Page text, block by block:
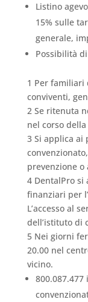
Listino
15% sulle
generale,
Possibilità
1 Per
conviventi,
2 Se ritenuta
nel corso
3 Si applica
prevenzione
4 DentalPro si
finanziari per
L’accesso al
dell’istituto di
5 Nei giorni
20.00 nel
vicino.